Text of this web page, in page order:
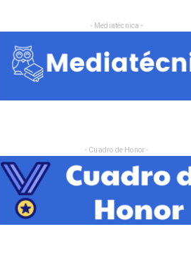
- Mediatécnica -
- Cuadro de Honor -